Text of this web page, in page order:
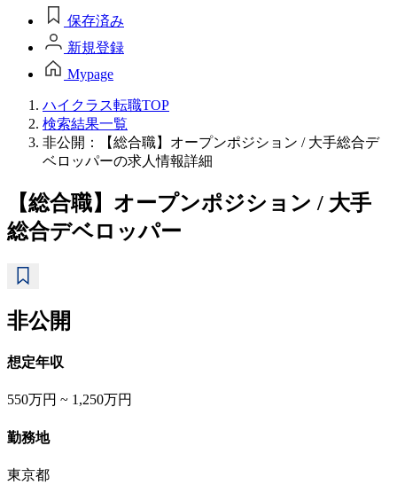
保存済み
新規登録
Mypage
ハイクラス転職TOP
検索結果一覧
非公開：【総合職】オープンポジション / 大手総合デ
ベロッパーの求人情報詳細
【総合職】オープンポジション / 大手
総合デベロッパー
非公開
想定年収
550万円 ~ 1,250万円
勤務地
東京都